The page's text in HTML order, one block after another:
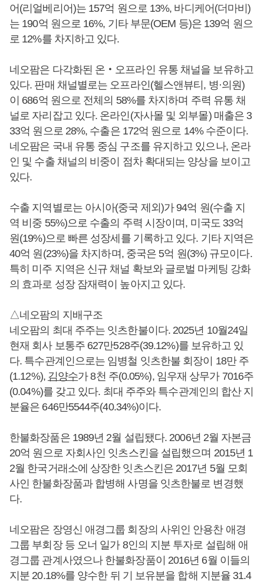
어(리얼베리어)는 157억 원으로 13%, 바디케어(더마비)
는 190억 원으로 16%, 기타 부문(OEM 등)은 139억 원으
로 12%를 차지하고 있다.
네오팜은 다각화된 온‧오프라인 유통 채널을 보유하고
있다. 판매 채널별로는 오프라인(헬스앤뷰티, 병·의원)
이 686억 원으로 전체의 58%를 차지하며 주력 유통 채
널로 자리잡고 있다. 온라인(자사몰 및 외부몰) 매출은 3
33억 원으로 28%, 수출은 172억 원으로 14% 수준이다.
네오팜은 국내 유통 중심 구조를 유지하고 있으나, 온라
인 및 수출 채널의 비중이 점차 확대되는 양상을 보이고
있다.
수출 지역별로는 아시아(중국 제외)가 94억 원(수출 지
역 비중 55%)으로 수출의 주력 시장이며, 미국도 33억
원(19%)으로 빠른 성장세를 기록하고 있다. 기타 지역은
40억 원(23%)을 차지하며, 중국은 5억 원(3%) 규모이다.
특히 미주 지역은 신규 채널 확보와 글로벌 마케팅 강화
의 효과로 성장 잠재력이 높아지고 있다.
△네오팜의 지배구조
네오팜의 최대 주주는 잇츠한불이다. 2025년 10월24일
현재 회사 보통주 627만528주(39.12%)를 보유하고 있
다. 특수관계인으로는 임병철 잇츠한불 회장이 18만 주
(1.12%), 김양수가 8천 주(0.05%), 임우재 상무가 7016주
(0.04%)를 갖고 있다. 최대 주주와 특수관계인의 합산 지
분율은 646만5544주(40.34%)이다.
한불화장품은 1989년 2월 설립됐다. 2006년 2월 자본금
20억 원으로 자회사인 잇츠스킨을 설립했으며 2015년 1
2월 한국거래소에 상장한 잇츠스킨은 2017년 5월 모회
사인 한불화장품과 합병해 사명을 잇츠한불로 변경했
다.
네오팜은 장영신 애경그룹 회장의 사위인 안용찬 애경
그룹 부회장 등 오너 일가 8인의 지분 투자로 설립해 애
경그룹 관계사였으나 한불화장품이 2016년 6월 이들의
지분 20.18%를 양수한 뒤 기 보유분을 합해 지분율 31.4